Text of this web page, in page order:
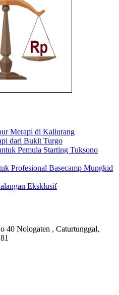
Merapi di Kaliurang
dari Bukit Turgo
Pemula Starting Tuksono
Profesional Basecamp Mungkid
Eksklusif
40 Nologaten , Caturtunggal,